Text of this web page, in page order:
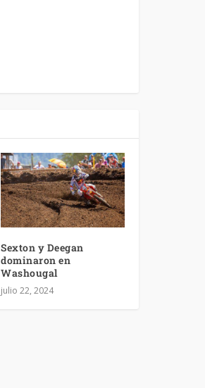
Sexton y Deegan
dominaron en
Washougal
julio 22, 2024